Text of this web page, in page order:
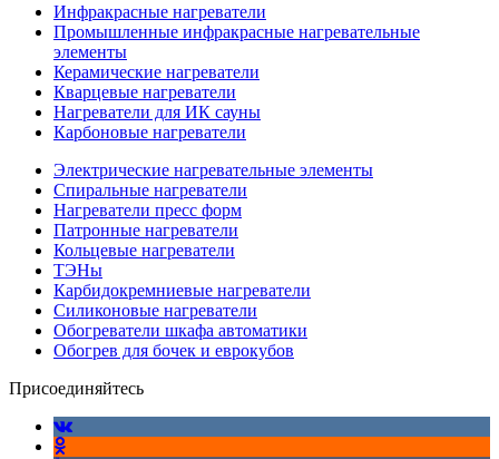
Инфракрасные нагреватели
Промышленные инфракрасные нагревательные
элементы
Керамические нагреватели
Кварцевые нагреватели
Нагреватели для ИК сауны
Карбоновые нагреватели
Электрические нагревательные элементы
Спиральные нагреватели
Нагреватели пресс форм
Патронные нагреватели
Кольцевые нагреватели
ТЭНы
Карбидокремниевые нагреватели
Силиконовые нагреватели
Обогреватели шкафа автоматики
Обогрев для бочек и еврокубов
Присоединяйтесь